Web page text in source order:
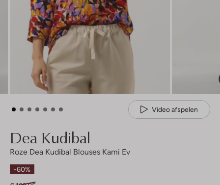
Video afspelen
Dea Kudibal
Roze Dea Kudibal Blouses Kami Ev
-60%